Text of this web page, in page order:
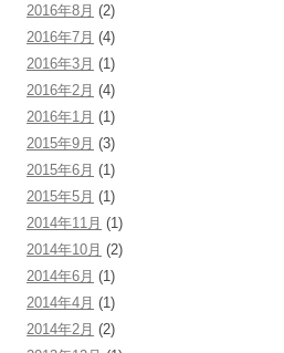
2016年8月 (2)
2016年7月 (4)
2016年3月 (1)
2016年2月 (4)
2016年1月 (1)
2015年9月 (3)
2015年6月 (1)
2015年5月 (1)
2014年11月 (1)
2014年10月 (2)
2014年6月 (1)
2014年4月 (1)
2014年2月 (2)